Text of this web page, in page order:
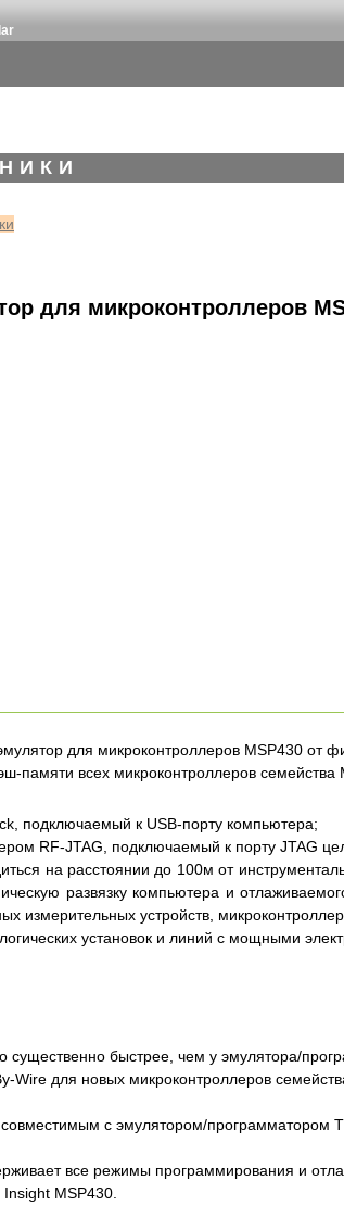
для микроконтроллеров
для микроконтроллеров MSP430 от
памяти всех микроконтроллеров семейства
подключаемый к USB-порту компьютера;
RF-JTAG, подключаемый к порту JTAG
на расстоянии до 100м от
развязку компьютера и
измерительных устройств,
установок и линий с мощными
существенно быстрее, чем у эмулятора/
Wire для новых микроконтроллеров
с эмулятором/программатором
все режимы программирования и
MSP430.